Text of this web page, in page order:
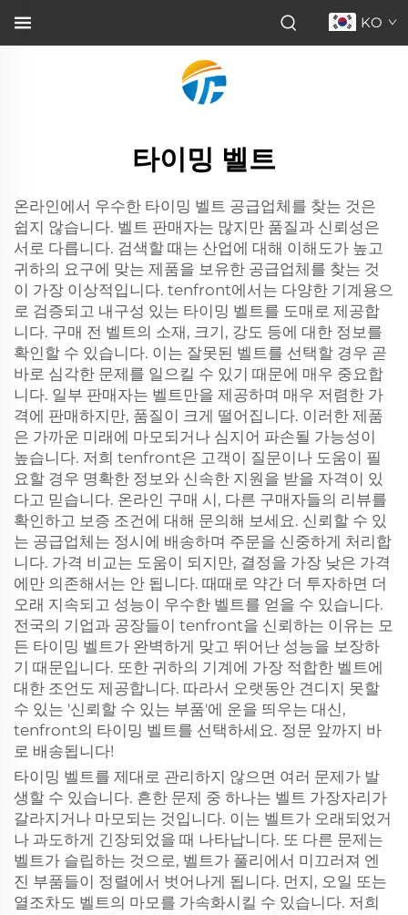
KO
타이밍 벨트
온라인에서 우수한 타이밍 벨트 공급업체를 찾는 것은
쉽지 않습니다. 벨트 판매자는 많지만 품질과 신뢰성은
서로 다릅니다. 검색할 때는 산업에 대해 이해도가 높고
귀하의 요구에 맞는 제품을 보유한 공급업체를 찾는 것
이 가장 이상적입니다. tenfront에서는 다양한 기계용으
로 검증되고 내구성 있는 타이밍 벨트를 도매로 제공합
니다. 구매 전 벨트의 소재, 크기, 강도 등에 대한 정보를
확인할 수 있습니다. 이는 잘못된 벨트를 선택할 경우 곧
바로 심각한 문제를 일으킬 수 있기 때문에 매우 중요합
니다. 일부 판매자는 벨트만을 제공하며 매우 저렴한 가
격에 판매하지만, 품질이 크게 떨어집니다. 이러한 제품
은 가까운 미래에 마모되거나 심지어 파손될 가능성이
높습니다. 저희 tenfront은 고객이 질문이나 도움이 필
요할 경우 명확한 정보와 신속한 지원을 받을 자격이 있
다고 믿습니다. 온라인 구매 시, 다른 구매자들의 리뷰를
확인하고 보증 조건에 대해 문의해 보세요. 신뢰할 수 있
는 공급업체는 정시에 배송하며 주문을 신중하게 처리합
니다. 가격 비교는 도움이 되지만, 결정을 가장 낮은 가격
에만 의존해서는 안 됩니다. 때때로 약간 더 투자하면 더
오래 지속되고 성능이 우수한 벨트를 얻을 수 있습니다.
전국의 기업과 공장들이 tenfront을 신뢰하는 이유는 모
든 타이밍 벨트가 완벽하게 맞고 뛰어난 성능을 보장하
기 때문입니다. 또한 귀하의 기계에 가장 적합한 벨트에
대한 조언도 제공합니다. 따라서 오랫동안 견디지 못할
수 있는 '신뢰할 수 있는 부품'에 운을 띄우는 대신,
tenfront의 타이밍 벨트를 선택하세요. 정문 앞까지 바
로 배송됩니다!
타이밍 벨트를 제대로 관리하지 않으면 여러 문제가 발
생할 수 있습니다. 흔한 문제 중 하나는 벨트 가장자리가
갈라지거나 마모되는 것입니다. 이는 벨트가 오래되었거
나 과도하게 긴장되었을 때 나타납니다. 또 다른 문제는
벨트가 슬립하는 것으로, 벨트가 풀리에서 미끄러져 엔
진 부품들이 정렬에서 벗어나게 됩니다. 먼지, 오일 또는
열조차도 벨트의 마모를 가속화시킬 수 있습니다. 저희